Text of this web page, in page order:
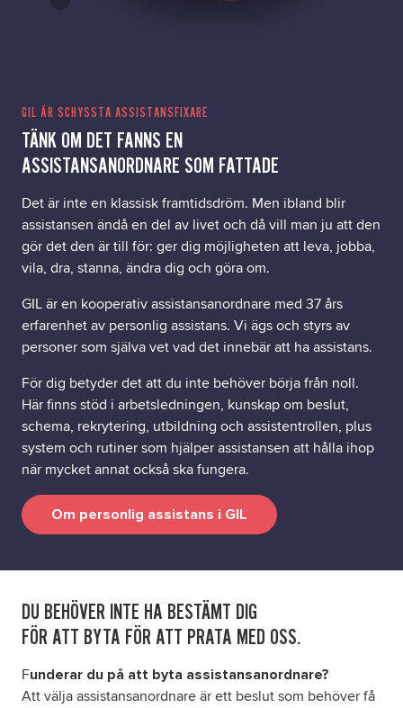
Ordlista
Tillgänglighetsredogörelse
GIL ÄR SCHYSSTA ASSISTANSFIXARE
TÄNK OM DET FANNS EN
ASSISTANSANORDNARE SOM FATTADE
Det är inte en klassisk framtidsdröm. Men ibland blir
assistansen ändå en del av livet och då vill man ju att den
gör det den är till för: ger dig möjligheten att leva, jobba,
vila, dra, stanna, ändra dig och göra om.
GIL är en kooperativ assistansanordnare med 37 års
erfarenhet av personlig assistans. Vi ägs och styrs av
personer som själva vet vad det innebär att ha assistans.
För dig betyder det att du inte behöver börja från noll.
Här finns stöd i arbetsledningen, kunskap om beslut,
schema, rekrytering, utbildning och assistentrollen, plus
system och rutiner som hjälper assistansen att hålla ihop
när mycket annat också ska fungera.
Om personlig assistans i GIL
DU BEHÖVER INTE HA BESTÄMT DIG
FÖR ATT BYTA FÖR ATT PRATA MED OSS.
Funderar du på att byta assistansanordnare?
Att välja assistansanordnare är ett beslut som behöver få